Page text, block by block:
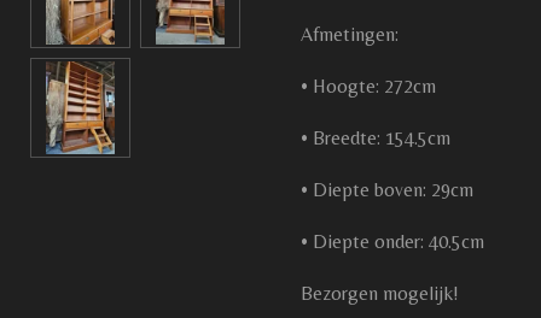
Afmetingen:
• Hoogte: 272cm
• Breedte: 154.5cm
• Diepte boven: 29cm
• Diepte onder: 40.5cm
Bezorgen mogelijk!